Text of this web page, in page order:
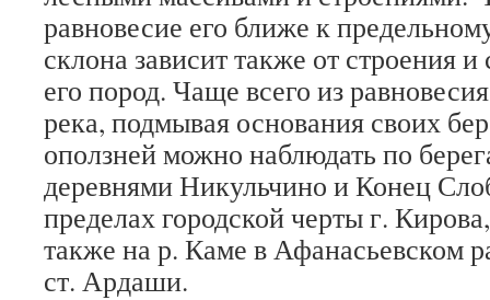
равновесие его ближе к
склона зависит также от строения
его пород. Чаще всего из
река, подмывая основания своих
оползней можно наблюдать по
деревнями Никульчино и Конец
пределах городской черты г.
также на р. Каме в Афанасьевском
ст. Ардаши.